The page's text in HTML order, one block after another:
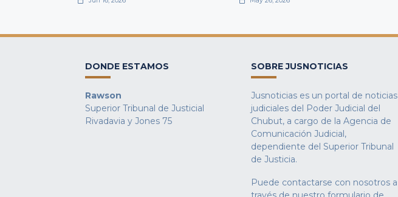
DONDE ESTAMOS
Rawson
Superior Tribunal de Justicial
Rivadavia y Jones 75
SOBRE JUSNOTICIAS
Jusnoticias es un portal de noticias
judiciales del Poder Judicial del
Chubut, a cargo de la Agencia de
Comunicación Judicial,
dependiente del Superior Tribunal
de Justicia.
Puede contactarse con nosotros a